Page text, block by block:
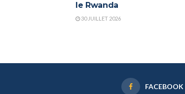
le Rwanda
30 JUILLET 2026
FACEBOOK